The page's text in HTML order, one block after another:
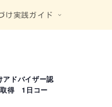
け実践ガイド
アドバイザー認
取得 1日コー